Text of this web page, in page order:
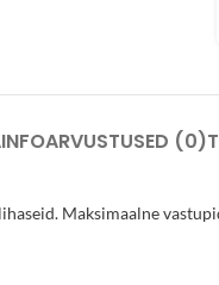
ARVUSTUSED (0)
Maksimaalne